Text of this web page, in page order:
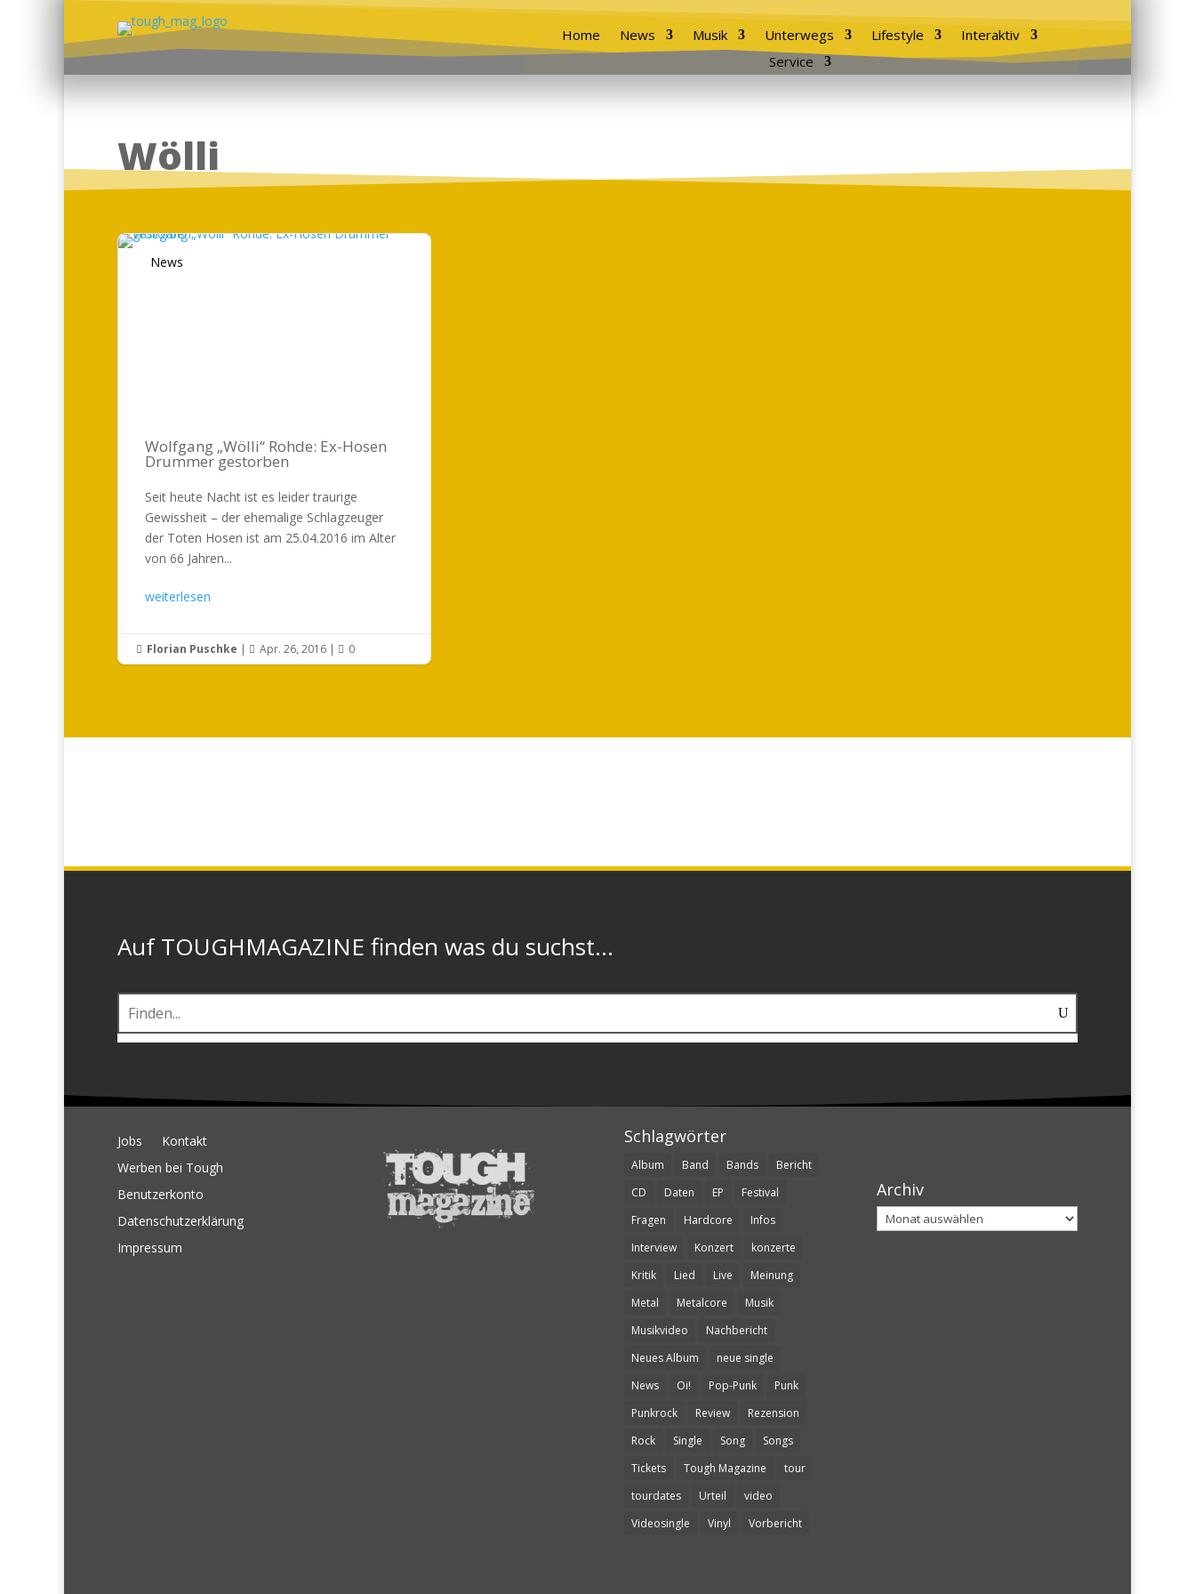
Home News Musik Unterwegs Lifestyle
Interaktiv
Service
Wölli
News
Wolfgang „Wölli“ Rohde: Ex-Hosen
Drummer gestorben
Seit heute Nacht ist es leider traurige
Gewissheit – der ehemalige Schlagzeuger
der Toten Hosen ist am 25.04.2016 im Alter
von 66 Jahren...
weiterlesen
 Florian Puschke |  Apr. 26, 2016 |  0
Auf TOUGHMAGAZINE finden was du suchst...
Jobs
Kontakt
Werben bei Tough
Benutzerkonto
Datenschutzerklärung
Impressum
Schlagwörter
Album Band Bands
Bericht
CD
Daten EP
Festival
Fragen
Hardcore
Infos
Interview
Konzert
konzerte
Kritik
Lied Live
Meinung
Metal
Metalcore
Musik
Musikvideo
Nachbericht
Neues Album
neue single
News
Oi! Pop-Punk
Punk
Punkrock
Review
Rezension
Rock
Single Song
Songs
Tickets
Tough Magazine
tour
tourdates
Urteil
video
Videosingle
Vinyl Vorbericht
Archiv
Archiv